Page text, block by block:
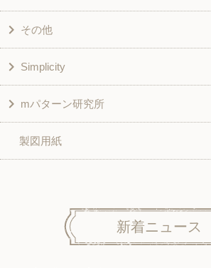
和風衣類
入園入学グッズ
その他
チュニック
ワンピース
ベスト・ジャケット・コート
スカート
ニット地専用
その他
学校家庭科教材用
その他
Simplicity
こども＆ベビー
ボトムス
ワンピース＆スーツ
mパターン研究所
子供服
ワンピース
製図用紙
新着ニュース